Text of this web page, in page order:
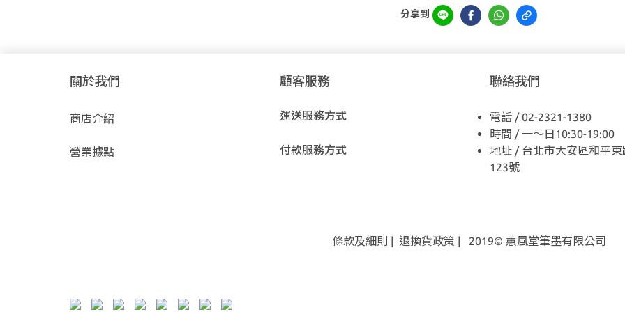
分享到
關於我們
商店介紹
營業據點
顧客服務
運送服務方式
付款服務方式
聯絡我們
電話 / 02-2321-1380
時間 / 一～日10:30-19:00
地址 / 台北市大安區和平東
123號
條款及細則 | 退換貨政策 | 2019© 蕙風堂筆墨有限公司